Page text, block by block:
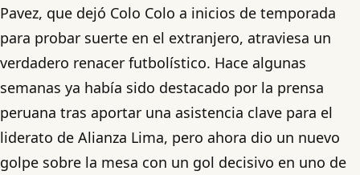
Pavez, que dejó Colo Colo a inicios de temporada
para probar suerte en el extranjero, atraviesa un
verdadero renacer futbolístico. Hace algunas
semanas ya había sido destacado por la prensa
peruana tras aportar una asistencia clave para el
liderato de Alianza Lima, pero ahora dio un nuevo
golpe sobre la mesa con un gol decisivo en uno de